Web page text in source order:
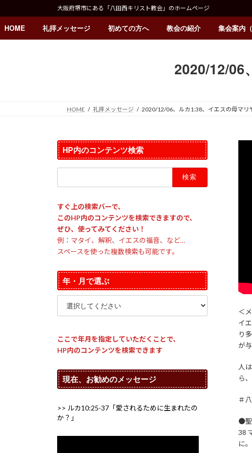
テ
ゲ
大阪府堺市にある「八田西キリスト教会」のホームページ
HOME 礼拝メッセージ 初めての方へ 教会の紹介 集会案内
2020/12/06
HOME 礼拝メッセージ 2020/12/06、ルカ1:38、イエスの母マリ
＜
イ
り
が
人
ら
＃
●聖
38
に
HP内のコンテンツ検索
すぐ上の検索バーで、
このHP内のコンテンツを検索できますので、
ぜひ、使ってみてください！
例：マタイ、解釈、イエスの福音、など…
スペースを使った複数検索も可能です。
年・月で選ぶ
ここで年月を指定していただくことで、
HP内のコンテンツを検索できます
現在、お勧めのメッセージ
>> ルカ10:25-37「愛されるために生まれたの
か？」